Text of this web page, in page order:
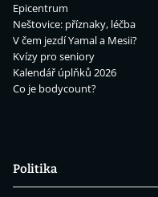
Epicentrum
Neštovice: příznaky, léčba
V čem jezdí Yamal a Mesii?
Kvízy pro seniory
Kalendář úplňků 2026
Co je bodycount?
Politika